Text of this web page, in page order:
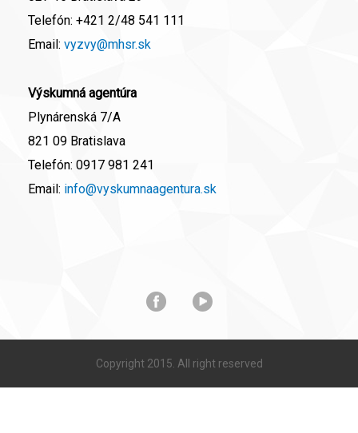
Telefón: +421 2/48 541 111
Email: vyzvy@mhsr.sk
Výskumná agentúra
Plynárenská 7/A
821 09 Bratislava
Telefón: 0917 981 241
Email: info@vyskumnaagentura.sk
Copyright 2015. All right reserved